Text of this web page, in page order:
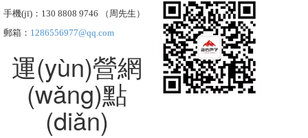
手機(jī)：130 8808 9746 （周先生）
郵箱： 1286556977@qq.com
運(yùn)營網
(wǎng)點
(diǎn)